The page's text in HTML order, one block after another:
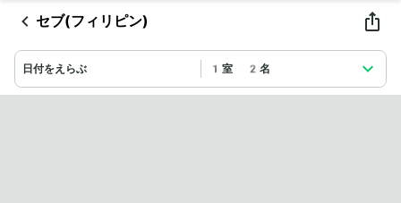
セブ(フィリピン)
日付をえらぶ 1室 2名